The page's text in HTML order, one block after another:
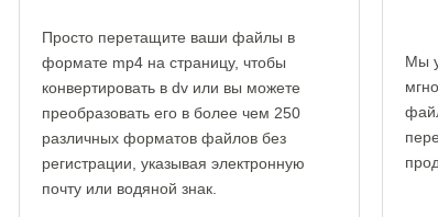
Просто перетащите ваши файлы в
формате mp4 на страницу, чтобы
конвертировать в dv или вы можете
преобразовать его в более чем 250
различных форматов файлов без
регистрации, указывая электронную
почту или водяной знак.
Мы